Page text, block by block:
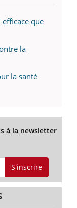
que
la
la santé
à la newsletter
S'inscrire